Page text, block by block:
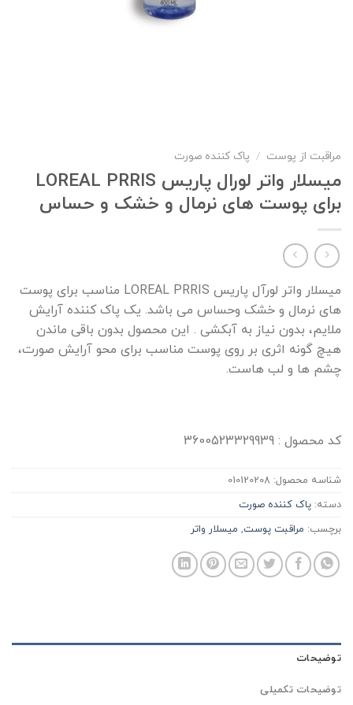
مراقبت از پوست / پاک کننده صورت
میسلار واتر لورال پاریس LOREAL PRRIS
برای پوست های نرمال و خشک و حساس
میسلار واتر لورآل پاریس LOREAL PRRIS مناسب برای پوست
های نرمال و خشک وحساس می باشد. یک پاک کننده آرایش
ملایم، بدون نیاز به آبکشی . این محصول بدون باقی ماندن
هیچ گونه اثری بر روی پوست مناسب برای محو آرایش صورت،
چشم ها و لب هاست.
کد محصول : 3600523329939
شناسه محصول: 010120208
دسته: پاک کننده صورت
برچسب: مراقبت پوست, میسلار واتر
توضیحات
توضیحات تکمیلی